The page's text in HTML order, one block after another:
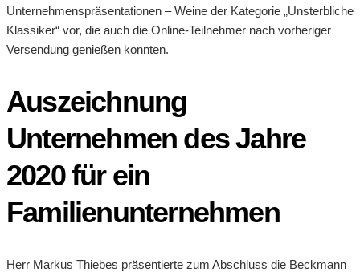
Unternehmenspräsentationen – Weine der Kategorie „Unsterbliche
Klassiker“ vor, die auch die Online-Teilnehmer nach vorheriger
Versendung genießen konnten.
Auszeichnung
Unternehmen des Jahre
2020 für ein
Familienunternehmen
Herr Markus Thiebes präsentierte zum Abschluss die Beckmann